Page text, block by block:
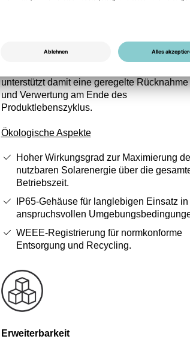
Schutzgehäuse, was Materialeinsatz und
Installationsaufwand verringert. Zudem ist
unterstützt damit eine geregelte Rücknahme
und Verwertung am Ende des
Produktlebenszyklus.
Ökologische Aspekte
Hoher Wirkungsgrad zur Maximierung
nutzbaren Solarenergie über die
Betriebszeit.
IP65‑Gehäuse für langlebigen Einsatz in
anspruchsvollen
WEEE‑Registrierung für normkonforme
Entsorgung und Recycling.
Erweiterbarkeit